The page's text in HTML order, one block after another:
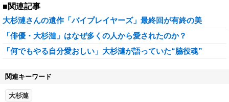
■関連記事
大杉漣さんの遺作「バイプレイヤーズ」最終回が有終の美
「俳優・大杉漣」はなぜ多くの人から愛されたのか？
「何でもやる自分愛おしい」大杉漣が語っていた“脇役魂”
関連キーワード
大杉漣